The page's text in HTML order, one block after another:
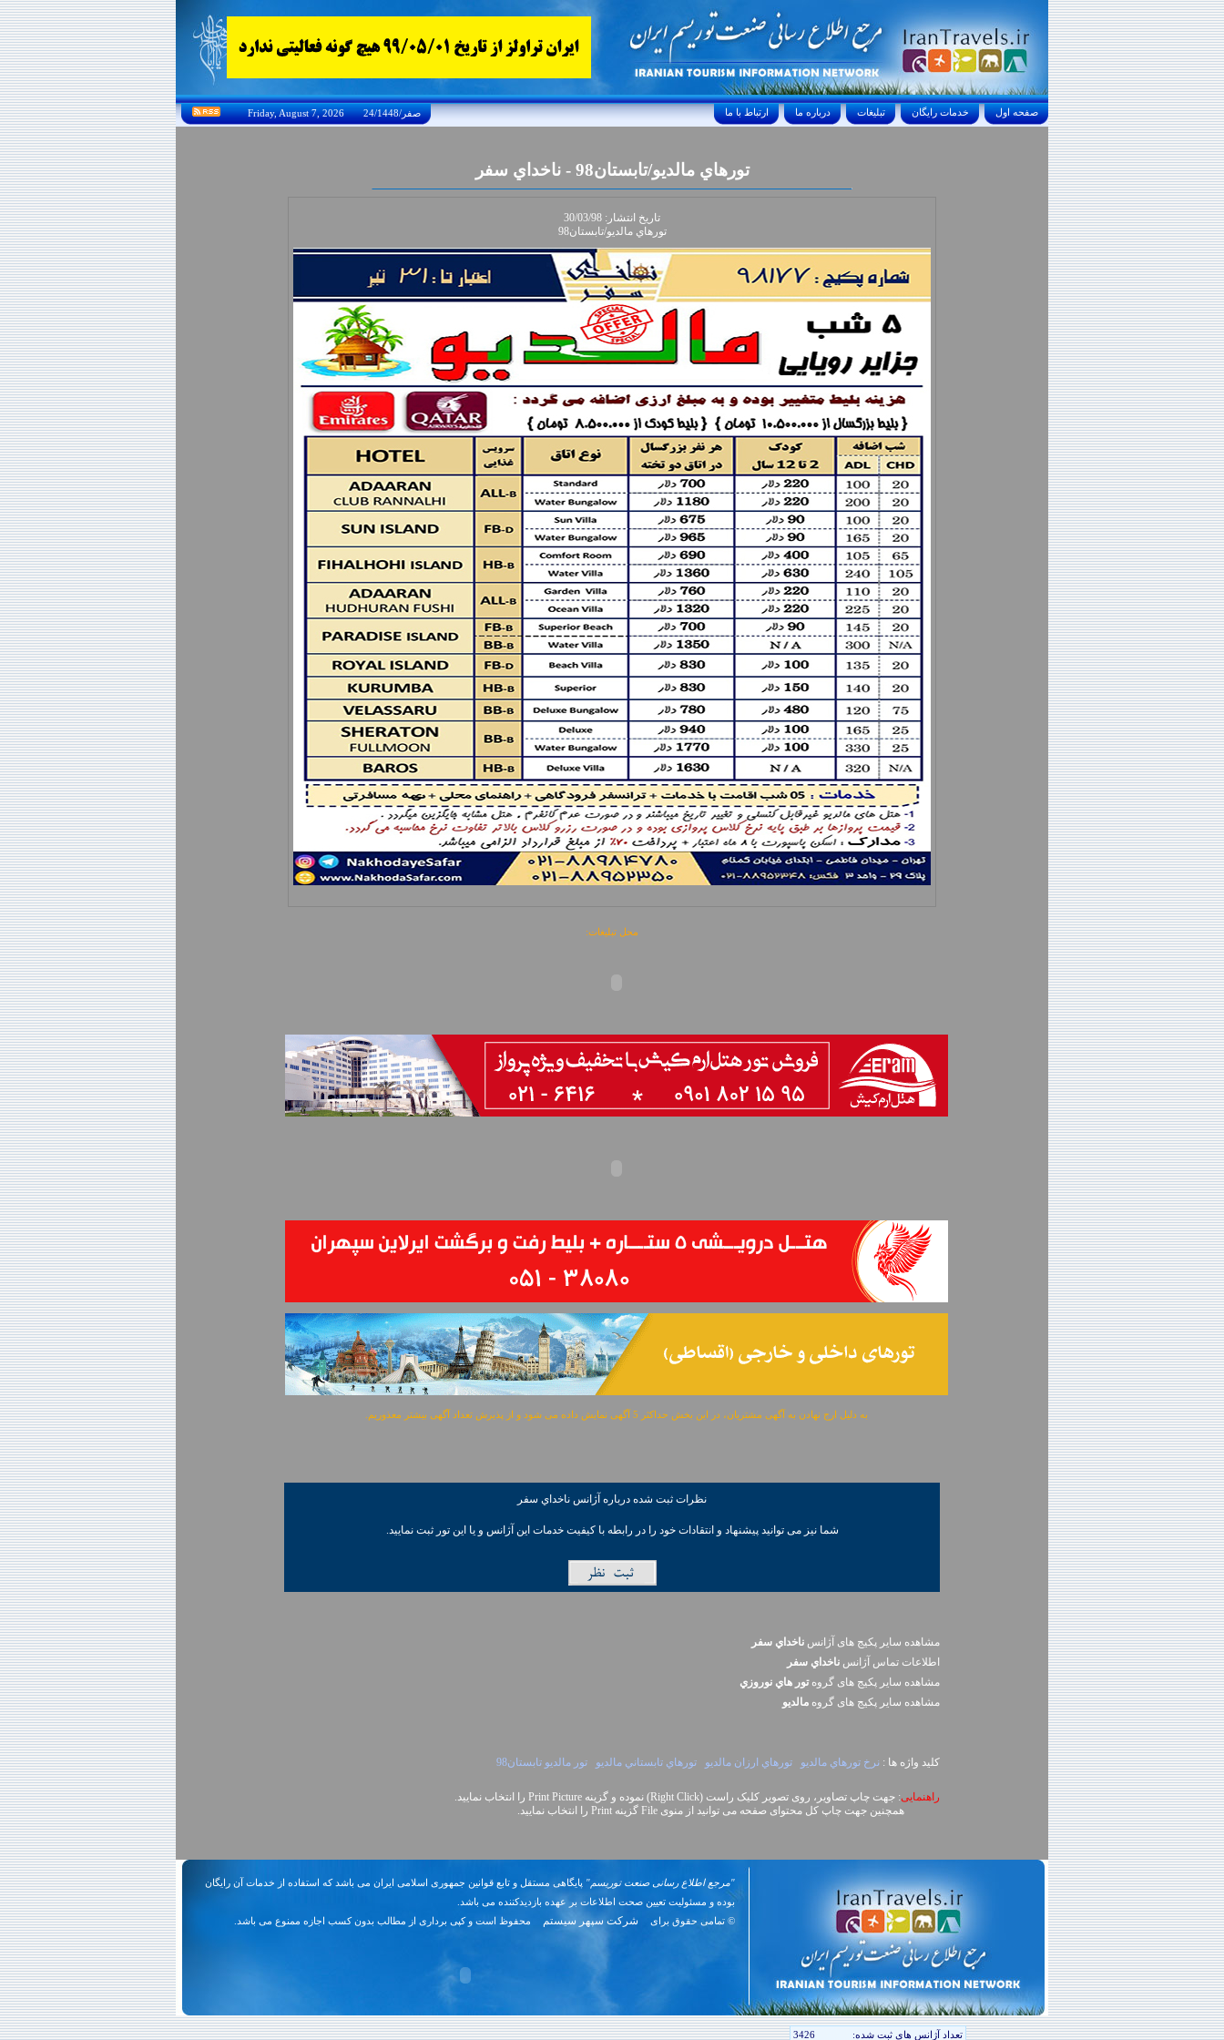
Friday, August 7, 2026 24/صفر/1448 ارتباط با ما درباره ما تبليغات خدمات رايگان صفحه اول
تورهاي مالديو/تابستان98 - ناخداي سفر
تاريخ انتشار: 30/03/98
تورهاي مالديو/تابستان98
محل تبلیغات:
به دلیل ارج نهادن به آگهی مشتریان، در این بخش حداکثر 5 آگهی نمایش داده می شود و از پذیرش تعداد آگهی بیشتر معذوریم.
نظرات ثبت شده درباره آژانس ناخداي سفر
شما نيز می توانيد پیشنهاد و انتقادات خود را در رابطه با کیفیت خدمات این آژانس و یا این تور ثبت نمایید.
مشاهده سایر پکیج های آژانس ناخداي سفر
اطلاعات تماس آژانس ناخداي سفر
مشاهده سایر پکيج های گروهتور هاي نوروزي
مشاهده سایر پکيج های گروه مالديو
کلید واژه ها : نرخ تورهاي مالديو تورهاي ارزان مالديو تورهاي تابستاني مالديو تور مالديو تابستان98
راهنمایی: جهت چاپ تصاویر، روی تصویر کلیک راست (Right Click) نموده و گزینه Print Picture را انتخاب نمایید.
همچنین جهت چاپ کل محتوای صفحه می توانید از منوی File گزینه Print را انتخاب نمایید.
"مرجع اطلاع رسانی صنعت توریسم" پایگاهی مستقل و تابع قوانین جمهوری اسلامی ایران می باشد که استفاده از خدمات آن رایگان
بوده و مسئوليت تعیین صحت اطلاعات بر عهده بازدیدکننده می باشد.
© تمامی حقوق برای
شرکت سپهر سیستم محفوظ است و کپی برداری از مطالب بدون کسب اجازه ممنوع می باشد.
3426 تعداد آژانس هاي ثبت شده: